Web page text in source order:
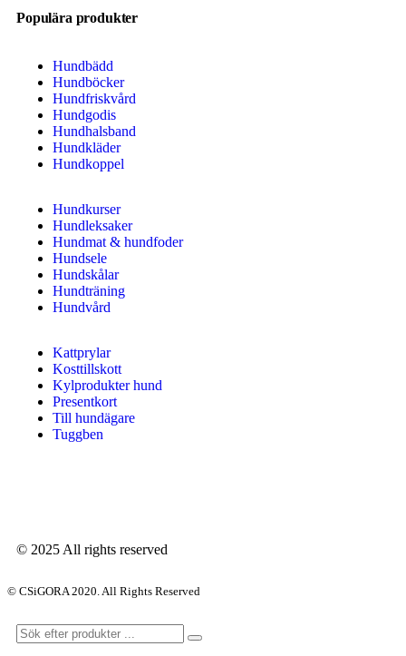
Populära produkter
Hundbädd
Hundböcker
Hundfriskvård
Hundgodis
Hundhalsband
Hundkläder
Hundkoppel
Hundkurser
Hundleksaker
Hundmat & hundfoder
Hundsele
Hundskålar
Hundträning
Hundvård
Kattprylar
Kosttillskott
Kylprodukter hund
Presentkort
Till hundägare
Tuggben
© 2025 All rights reserved
© CSiGORA 2020. All Rights Reserved